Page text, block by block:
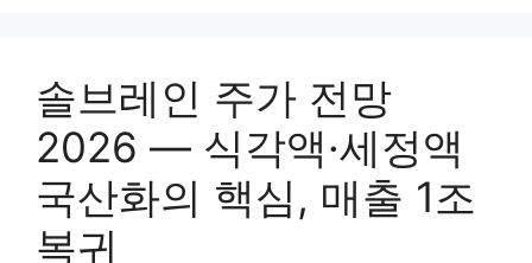
솔브레인 주가 전망
2026 — 식각액·세정액
국산화의 핵심, 매출 1조
복귀